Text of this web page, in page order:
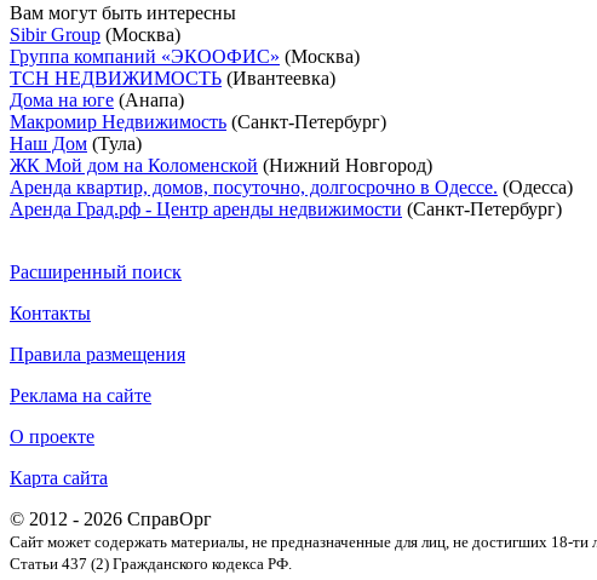
Вам могут быть интересны
Sibir Group (Москва)
Группа компаний «ЭКООФИС» (Москва)
ТСН НЕДВИЖИМОСТЬ (Ивантеевка)
Дома на юге (Анапа)
Макромир Недвижимость (Санкт-Петербург)
Наш Дом (Тула)
ЖК Мой дом на Коломенской (Нижний Новгород)
Аренда квартир, домов, посуточно, долгосрочно в Одессе. (Одесса)
Аренда Град.рф - Центр аренды недвижимости (Санкт-Петербург)
Расширенный поиск
Контакты
Правила размещения
Реклама на сайте
О проекте
Карта сайта
© 2012 - 2026 СправОрг
Сайт может содержать материалы, не предназначенные для лиц, не достигших 18-
Статьи 437 (2) Гражданского кодекса РФ.